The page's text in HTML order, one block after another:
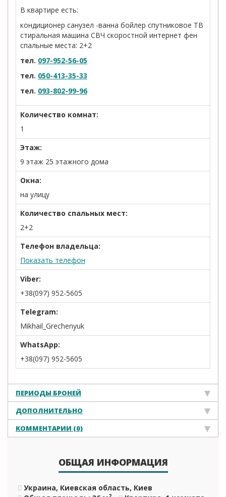
В квартире есть:
кондиционер санузел -ванна бойлер спутниковое ТВ
стиральная машина СВЧ скоростной интернет фен
спальные места: 2+2
тел. 097-952-56-05
тел. 050-413-35-33
тел. 093-802-99-96
Количество комнат:
1
Этаж:
9 этаж 25 этажного дома
Окна:
на улицу
Количество спальных мест:
2+2
Телефон владельца:
Показать телефон
Viber:
+38(097) 952-5605
Telegram:
Mikhail_Grechenyuk
WhatsApp:
+38(097) 952-5605
ПЕРИОДЫ БРОНЕЙ
ДОПОЛНИТЕЛЬНО
КОММЕНТАРИИ (0)
ОБЩАЯ ИНФОРМАЦИЯ
Украина, Киевская область, Киев